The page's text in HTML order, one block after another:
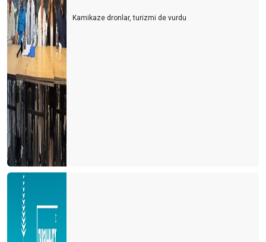
Kamikaze dronlar, turizmi de vurdu